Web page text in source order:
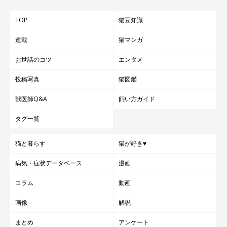
TOP 猫豆知識
連載 猫マンガ
お世話のコツ エンタメ
投稿写真 猫図鑑
獣医師Q&A 飼い方ガイド
タグ一覧
猫と暮らす 猫が好き♥
病気・症状データベース 漫画
コラム 動画
画像 解説
まとめ アンケート